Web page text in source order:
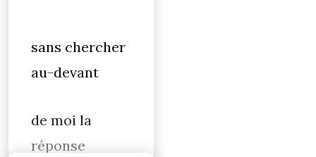
sans chercher
au-devant
de moi la
réponse